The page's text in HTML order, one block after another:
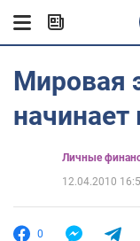
Мировая
Личные
12.04.2010
0